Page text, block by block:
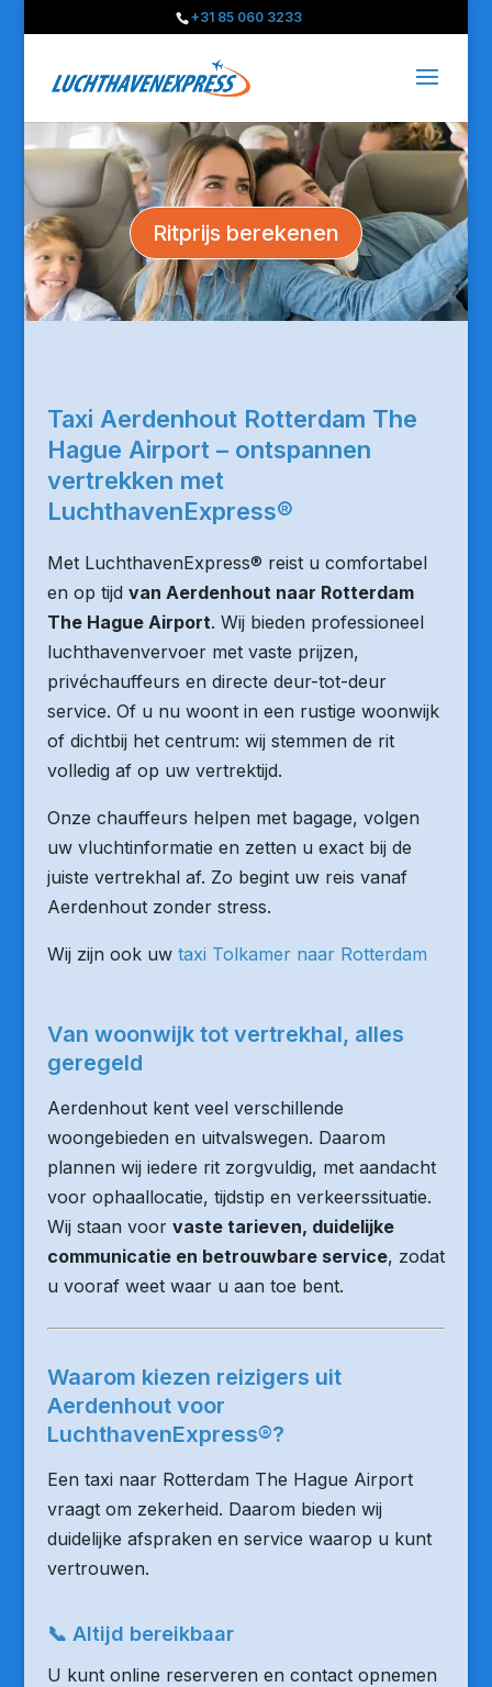
+31 85 060 3233
Ritprijs berekenen
Taxi Aerdenhout Rotterdam The
Hague Airport – ontspannen
vertrekken met
LuchthavenExpress®
Met LuchthavenExpress® reist u comfortabel
en op tijd van Aerdenhout naar Rotterdam
The Hague Airport. Wij bieden professioneel
luchthavenvervoer met vaste prijzen,
privéchauffeurs en directe deur-tot-deur
service. Of u nu woont in een rustige woonwijk
of dichtbij het centrum: wij stemmen de rit
volledig af op uw vertrektijd.
Onze chauffeurs helpen met bagage, volgen
uw vluchtinformatie en zetten u exact bij de
juiste vertrekhal af. Zo begint uw reis vanaf
Aerdenhout zonder stress.
Wij zijn ook uw taxi Tolkamer naar Rotterdam
Van woonwijk tot vertrekhal, alles
geregeld
Aerdenhout kent veel verschillende
woongebieden en uitvalswegen. Daarom
plannen wij iedere rit zorgvuldig, met aandacht
voor ophaallocatie, tijdstip en verkeerssituatie.
Wij staan voor vaste tarieven, duidelijke
communicatie en betrouwbare service, zodat
u vooraf weet waar u aan toe bent.
Waarom kiezen reizigers uit
Aerdenhout voor
LuchthavenExpress®?
Een taxi naar Rotterdam The Hague Airport
vraagt om zekerheid. Daarom bieden wij
duidelijke afspraken en service waarop u kunt
vertrouwen.
📞 Altijd bereikbaar
U kunt online reserveren en contact opnemen